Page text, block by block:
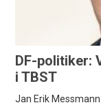
DF-politiker:
i TBST
Jan Erik